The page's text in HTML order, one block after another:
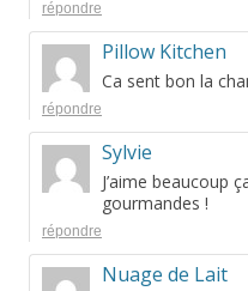
répondre
Pillow Kitchen
Ca sent bon la
répondre
Sylvie
J’aime beaucoup
gourmandes !
répondre
Nuage de Lait